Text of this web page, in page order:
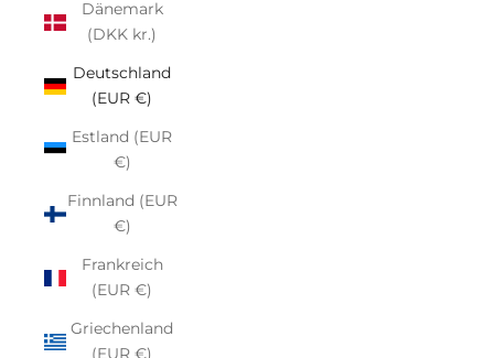
Dänemark
(DKK kr.)
Deutschland
(EUR €)
Estland (EUR
€)
Finnland (EUR
€)
Frankreich
(EUR €)
Griechenland
(EUR €)